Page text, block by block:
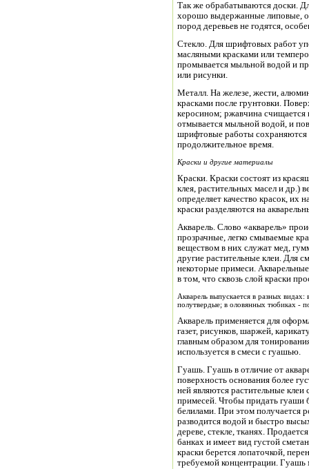
Так же обрабатываются доски.
хорошо выдержанные липовые,
пород деревьев не годятся,
Стекло. Для шрифтовых работ
масляными красками или
промывается мыльной водой и
или рисунки.
Металл. На железе, жести,
красками после грунтовки.
керосином; ржавчина счищается
отмывается мыльной водой, и
шрифтовые работы
продолжительное время.
Краски и другие материалы
Краски. Краски состоят из
клея, растительных масел и др.)
определяет качество красок, их
краски разделяются на
Акварель. Слово «акварель»
прозрачные, легко смываемые
веществом в них служат мед,
другие растительные клеи. Для
некоторые примеси.
в том, что сквозь слой краски
Акварель выпускается в разных
полутвердые; в оловянных тюбиках -
Акварель применяется для
газет, рисунков, шаржей,
главным образом для
используется в смеси с гуашью.
Гуашь. Гуашь в отличие от
поверхность основания более
ней являются растительные
примесей. Чтобы придать гуаши
белилами. При этом получается
разводится водой и быстро
дереве, стекле, тканях.
банках и имеет вид густой
краски берется лопаточкой,
требуемой концентрации. Гуашь